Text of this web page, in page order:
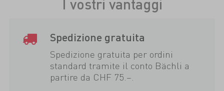
I vostri vantaggi
Spedizione gratuita
Spedizione gratuita per ordini
standard tramite il conto Bächli a
partire da CHF 75.–.